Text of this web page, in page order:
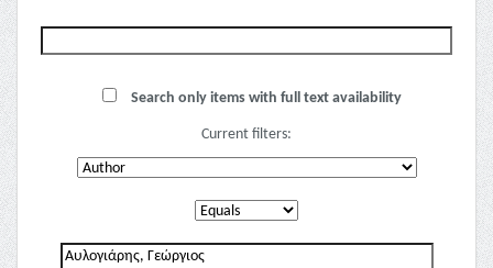
Search only items with full text availability
Current filters: